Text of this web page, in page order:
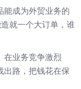
能成为外贸业务的
就一个大订单，谁
在业务竞争激烈
出路，把钱花在保